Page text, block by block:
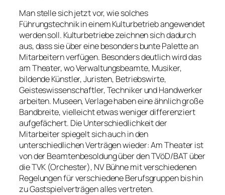
Man stelle sich jetzt vor, wie solches
Führungstechnik in einem Kulturbetrieb angewendet
werden soll. Kulturbetriebe zeichnen sich dadurch
aus, dass sie über eine besonders bunte Palette an
Mitarbeitern verfügen. Besonders deutlich wird das
am Theater, wo Verwaltungsbeamte, Musiker,
bildende Künstler, Juristen, Betriebswirte,
Geisteswissenschaftler, Techniker und Handwerker
arbeiten. Museen, Verlage haben eine ähnlich große
Bandbreite, vielleicht etwas weniger differenziert
aufgefächert. Die Unterschiedlichkeit der
Mitarbeiter spiegelt sich auch in den
unterschiedlichen Verträgen wieder: Am Theater ist
von der Beamtenbesoldung über den TVöD/BAT über
die TVK (Orchester), NV Bühne mit verschiedenen
Regelungen für verschiedene Berufsgruppen bis hin
zu Gastspielverträgen alles vertreten.